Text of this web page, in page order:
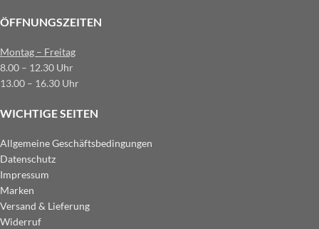
ÖFFNUNGSZEITEN
Montag – Freitag
8.00 – 12.30 Uhr
13.00 – 16.30 Uhr
WICHTIGE SEITEN
Allgemeine Geschäftsbedingungen
Datenschutz
Impressum
Marken
Versand & Lieferung
Widerruf